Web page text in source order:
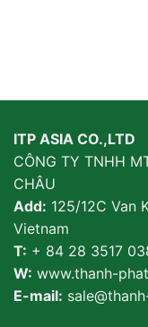
ITP ASIA CO.,LTD
CÔNG TY TNHH
CHÂU
Add: 125/12C Van
Vietnam
T: + 84 28 3517
W: www.thanh-
E-mail: